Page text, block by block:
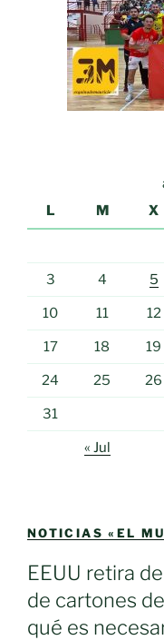
L
M X
3 4 5
10 11 12
17 18 19
24 25 26
31
« Jul
NOTICIAS «EL
EEUU retira
de cartones
qué es